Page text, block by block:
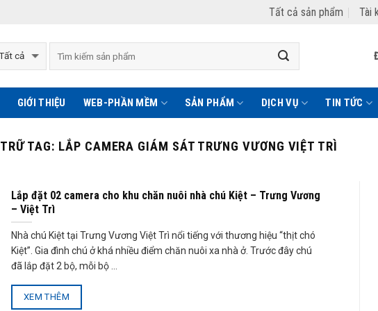
Tất cả sản phẩm Tài
GIỚI THIỆU WEB-PHẦN MỀM SẢN PHẨM DỊCH VỤ TIN TỨC
TAG: LẮP CAMERA GIÁM SÁT TRƯNG VƯƠNG VIỆT TRÌ
Lắp đặt 02 camera cho khu chăn nuôi nhà chú Kiệt – Trưng Vương
– Việt Trì
Nhà chú Kiệt tại Trưng Vương Việt Trì nổi tiếng với thương hiệu “thịt chó
Kiệt”. Gia đình chú ở khá nhiều điểm chăn nuôi xa nhà ở. Trước đây chú
đã lắp đặt 2 bộ, mỗi bộ ...
XEM THÊM